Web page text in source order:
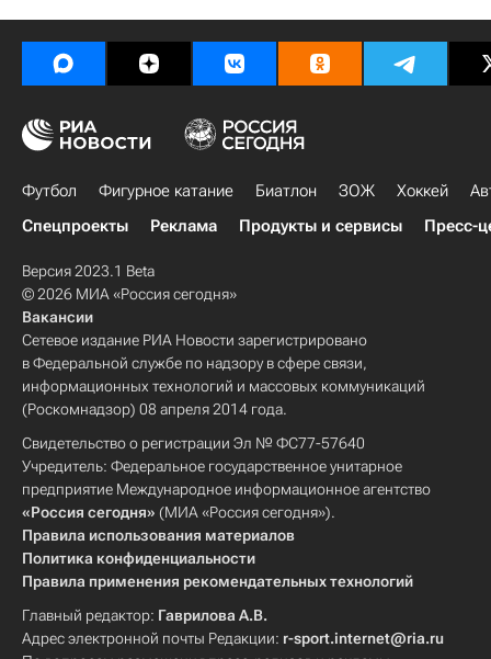
Футбол Фигурное катание Биатлон ЗОЖ Хоккей
Спецпроекты
Реклама Продукты и сервисы Пресс-
Версия 2023.1 Beta
© 2026 МИА «Россия сегодня»
Вакансии
Сетевое издание РИА Новости зарегистрировано
в Федеральной службе по надзору в сфере связи,
информационных технологий и массовых коммуникаций
(Роскомнадзор) 08 апреля 2014 года.
Свидетельство о регистрации Эл № ФС77-57640
Учредитель: Федеральное государственное унитарное
предприятие Международное информационное агентство
«Россия сегодня» (МИА «Россия сегодня»).
Правила использования материалов
Политика конфиденциальности
Правила применения рекомендательных технологий
Главный редактор: Гаврилова А.В.
Адрес электронной почты Редакции: r-sport.internet@ria.ru